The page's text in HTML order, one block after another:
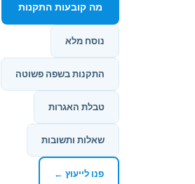
מה קובעות התקנות
נוסח מלא
התקנות בשפה פשוטה
טבלת האגרות
שאלות ותשובות
פנו לייעוץ ←